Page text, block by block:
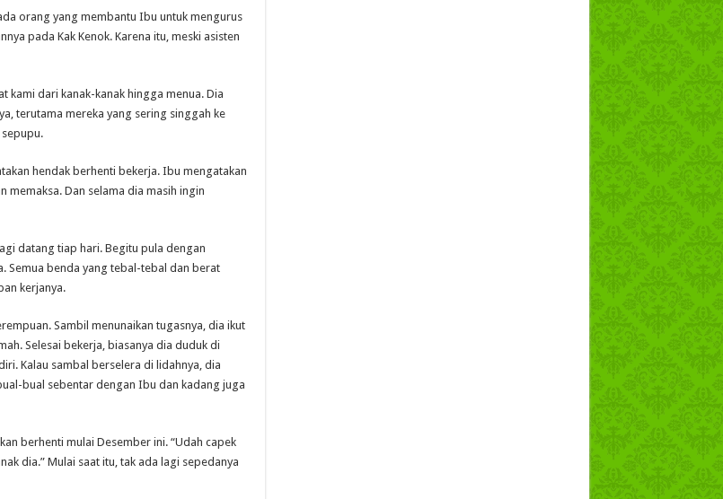
orang yang membantu Ibu untuk mengurus
pada Kak Kenok. Karena itu, meski asisten
kami dari kanak-kanak hingga menua. Dia
terutama mereka yang sering singgah ke
hendak berhenti bekerja. Ibu mengatakan
memaksa. Dan selama dia masih ingin
datang tiap hari. Begitu pula dengan
Semua benda yang tebal-tebal dan berat
kerjanya.
Sambil menunaikan tugasnya, dia ikut
Selesai bekerja, biasanya dia duduk di
Kalau sambal berselera di lidahnya, dia
bual sebentar dengan Ibu dan kadang juga
berhenti mulai Desember ini. “Udah capek
dia.” Mulai saat itu, tak ada lagi sepedanya